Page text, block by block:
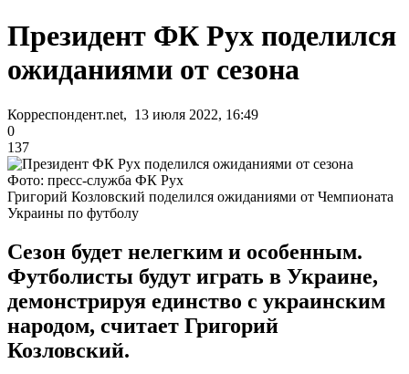
Президент ФК Рух поделился
ожиданиями от сезона
Корреспондент.net, 13 июля 2022, 16:49
0
137
Фото: пресс-служба ФК Рух
Григорий Козловский поделился ожиданиями от Чемпионата
Украины по футболу
Сезон будет нелегким и особенным.
Футболисты будут играть в Украине,
демонстрируя единство с украинским
народом, считает Григорий
Козловский.